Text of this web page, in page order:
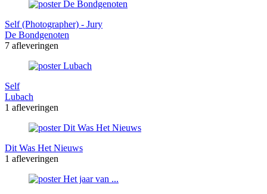
Self (Photographer) - Jury
De Bondgenoten
7 afleveringen
Self
Lubach
1 afleveringen
Dit Was Het Nieuws
1 afleveringen